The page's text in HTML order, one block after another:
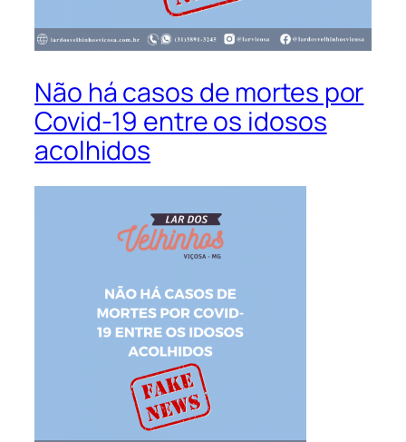
Não há casos de mortes por
Covid-19 entre os idosos
acolhidos